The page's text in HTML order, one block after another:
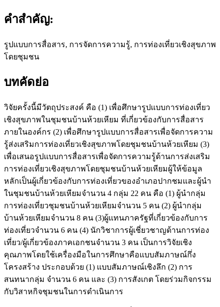
คำสำคัญ:
รูปแบบการสื่อสาร, การจัดการความรู้, การท่องเที่ยวเชิงสุขภาพ
โดยชุมชน
บทคัดย่อ
วิจัยครั้งนี้มีวัตถุประสงค์ คือ (1) เพื่อศึกษารูปแบบการท่องเที่ยว
เชิงสุขภาพในชุมชนบ้านห้วยเหียม ที่เกี่ยวข้องกับการสื่อสาร
ภายในองค์กร (2) เพื่อศึกษารูปแบบการสื่อสารเพื่อจัดการความ
รู้ส่งเสริมการท่องเที่ยวเชิงสุขภาพโดยชุมชนบ้านห้วยเหียม (3)
เพื่อเสนอรูปแบบการสื่อสารเพื่อจัดการความรู้ด้านการส่งเสริม
การท่องเที่ยวเชิงสุขภาพโดยชุมชนบ้านห้วยเหียมผู้ให้ข้อมูล
หลักเป็นผู้เกี่ยวข้องกับการท่องเที่ยวของอำเภอปากชมและผู้นำ
ในชุมชนบ้านห้วยเหียมจำนวน 4 กลุ่ม 22 คน คือ (1) ผู้นำกลุ่ม
การท่องเที่ยวชุมชนบ้านห้วยเหียมจำนวน 5 คน (2) ผู้นำกลุ่ม
บ้านห้วยเหียมจำนวน 8 คน (3)ผู้แทนภาครัฐที่เกี่ยวข้องกับการ
ท่องเที่ยวจำนวน 6 คน (4) นักวิชาการผู้เชี่ยวชาญด้านการท่อง
เที่ยว/ผู้เกี่ยวข้องภาคเอกชนจำนวน 3 คน เป็นการวิจัยเชิง
คุณภาพโดยใช้เครื่องมือในการศึกษาคือแบบสัมภาษณ์กึ่ง
โครงสร้าง ประกอบด้วย (1) แบบสัมภาษณ์เชิงลึก (2) การ
สนทนากลุ่ม จำนวน 6 คน และ (3) การสังเกต โดยร่วมกิจกรรม
กับวิสาหกิจชุมชนในการดำเนินการ